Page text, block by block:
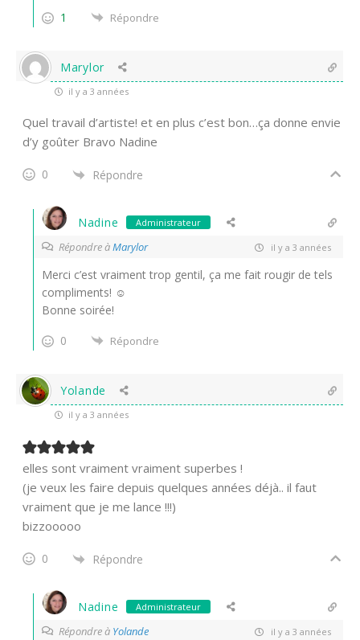
1
Répondre
Marylor
il y a 3 années
Quel travail d’artiste! et en plus c’est bon…ça donne envie
d’y goûter Bravo Nadine
0 Répondre
Nadine Administrateur
Répondre àMarylor il y a 3 années
Merci c’est vraiment trop gentil, ça me fait rougir de tels
compliments! ☺
Bonne soirée!
0
Répondre
Yolande
il y a 3 années
elles sont vraiment vraiment superbes !
(je veux les faire depuis quelques années déjà.. il faut
vraiment que je me lance !!!)
bizzooooo
0 Répondre
Nadine Administrateur
Répondre à Yolande il y a 3 années